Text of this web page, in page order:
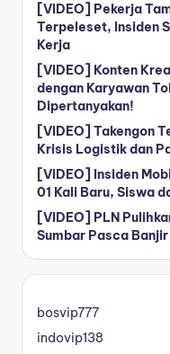
[VIDEO] Pekerja
Terpeleset, Insiden
Kerja
[VIDEO] Konten
dengan Karyawan
Dipertanyakan!
[VIDEO] Takengon
Krisis Logistik dan
[VIDEO] Insiden
01 Kali Baru, Siswa
[VIDEO] PLN
Sumbar Pasca
bosvip777
indovip138